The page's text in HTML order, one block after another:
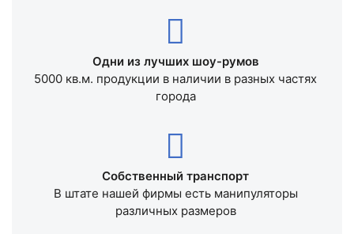
Одни из лучших шоу-румов
5000 кв.м. продукции в наличии в разных частях
города
Собственный транспорт
В штате нашей фирмы есть манипуляторы
различных размеров